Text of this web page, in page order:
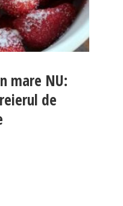
mare NU:
de